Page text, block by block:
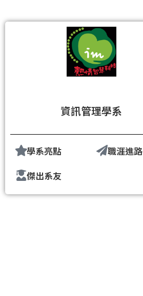
資訊管理學系
學系亮點
傑出系友
職涯進路